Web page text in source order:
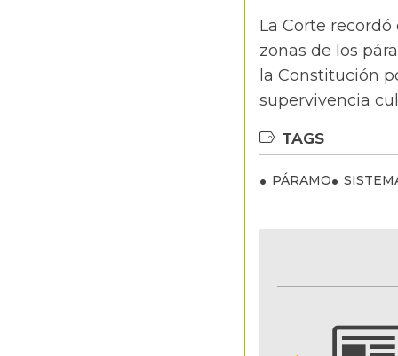
La Corte
zonas de los
la Constitución
supervivencia
TAGS
PÁRAMO